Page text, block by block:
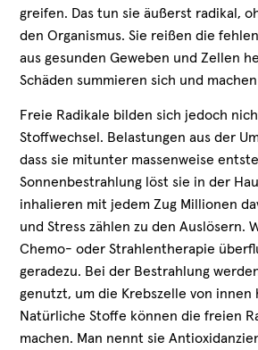
greifen. Das tun sie äußerst radikal,
den Organismus. Sie reißen die
aus gesunden Geweben und Zellen
Schäden summieren sich und
Freie Radikale bilden sich jedoch
Stoffwechsel. Belastungen aus der
dass sie mitunter massenweise
Sonnenbestrahlung löst sie in der
inhalieren mit jedem Zug Millionen
und Stress zählen zu den Auslösern.
Chemo- oder Strahlentherapie
geradezu. Bei der Bestrahlung
genutzt, um die Krebszelle von innen
Natürliche Stoffe können die freien
machen. Man nennt sie